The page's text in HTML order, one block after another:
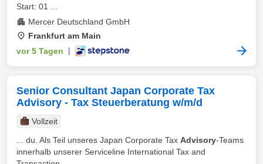
Start: 01 ...
Mercer Deutschland GmbH
Frankfurt am Main
vor 5 Tagen
Senior Consultant Japan Corporate Tax
Advisory - Tax Steuerberatung w/m/d
Vollzeit
... du. Als Teil unseres Japan Corporate Tax Advisory-Teams
innerhalb unserer Serviceline International Tax and